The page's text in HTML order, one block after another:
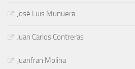
José Luis Munuera
Juan Carlos Contreras
Juanfran Molina